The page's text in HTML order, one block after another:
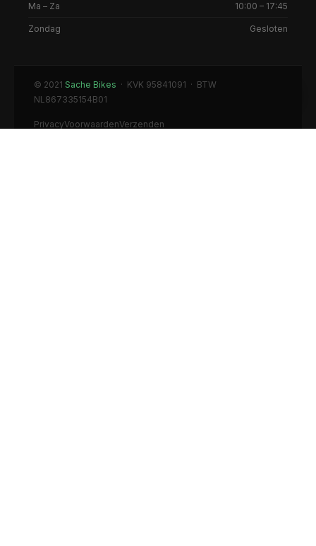
Ma – Za 10:00 – 17:45
Zondag Gesloten
© 2021 Sache Bikes · KVK 95841091 · BTW
NL867335154B01
PrivacyVoorwaardenVerzenden